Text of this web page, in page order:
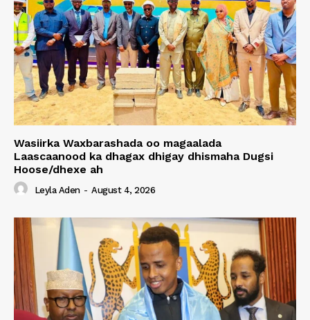
Wasiirka Waxbarashada oo magaalada
Laascaanood ka dhagax dhigay dhismaha Dugsi
Hoose/dhexe ah
Leyla Aden - August 4, 2026